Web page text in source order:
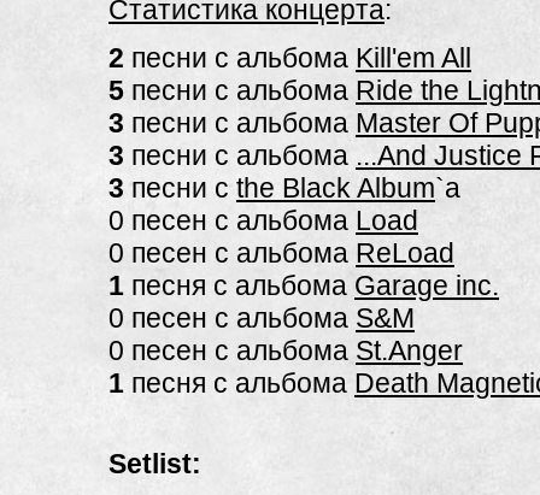
Статистика концерта:
2 песни с альбома Kill'em All
5 песни с альбома Ride the
3 песни с альбома Master Of
3 песни с альбома ...And Justice
3 песни с the Black Album`a
0 песен с альбома Load
0 песен с альбома ReLoad
1 песня с альбома Garage inc.
0 песен с альбома S&M
0 песен с альбома St.Anger
1 песня с альбома Death
Setlist: